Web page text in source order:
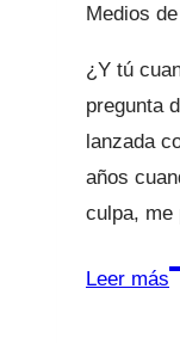
¿Y tú
pregunta
lanzada
años
culpa, me
Leer más